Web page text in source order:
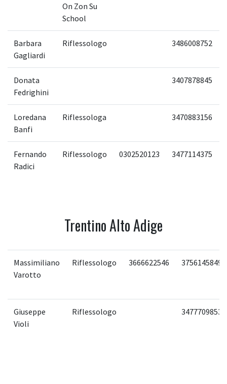
On Zon Su
School
Barbara
Gagliardi
Riflessologo 3486008752
Donata
Fedrighini
3407878845
Loredana
Banfi
Riflessologa 3470883156
Fernando
Radici
Riflessologo 0302520123 3477114375
Trentino Alto Adige
Massimiliano
Varotto
Riflessologo 3666622546 3756145849
Giuseppe
Violi
Riflessologo 3477709853